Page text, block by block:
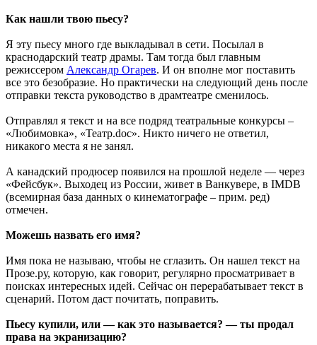
Как нашли твою пьесу?
Я эту пьесу много где выкладывал в сети. Посылал в
краснодарский театр драмы. Там тогда был главным
режиссером Александр Огарев. И он вполне мог поставить
все это безобразие. Но практически на следующий день после
отправки текста руководство в драмтеатре сменилось.
Отправлял я текст и на все подряд театральные конкурсы –
«Любимовка», «Театр.doc». Никто ничего не ответил,
никакого места я не занял.
А канадский продюсер появился на прошлой неделе — через
«Фейсбук». Выходец из России, живет в Ванкувере, в IMDB
(всемирная база данных о кинематографе – прим. ред)
отмечен.
Можешь назвать его имя?
Имя пока не называю, чтобы не сглазить. Он нашел текст на
Прозе.ру, которую, как говорит, регулярно просматривает в
поисках интересных идей. Сейчас он перерабатывает текст в
сценарий. Потом даст почитать, поправить.
Пьесу купили, или — как это называется? — ты продал
права на экранизацию?